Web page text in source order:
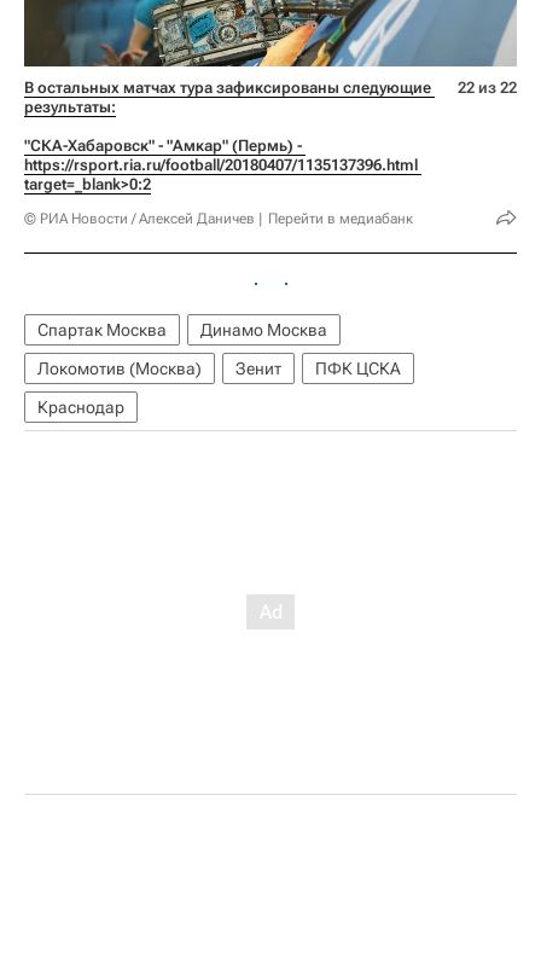
В остальных матчах тура зафиксированы следующие
результаты:
https://rsport.ria.ru/football/20180407/1135137396.html
target=_blank>0:2
© РИА Новости / Алексей Даничев Перейти в медиабанк
22 из 22
Спартак Москва
Динамо Москва
Локомотив (Москва)
Зенит
ПФК ЦСКА
Краснодар